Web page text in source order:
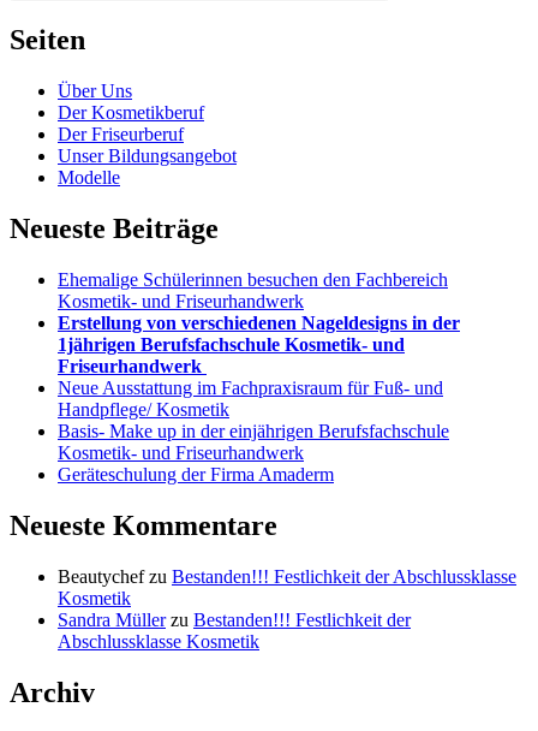
Seiten
Über Uns
Der Kosmetikberuf
Der Friseurberuf
Unser Bildungsangebot
Modelle
Neueste Beiträge
Ehemalige Schülerinnen besuchen den Fachbereich
Kosmetik- und Friseurhandwerk
Erstellung von verschiedenen Nageldesigns in der
1jährigen Berufsfachschule Kosmetik- und
Friseurhandwerk
Neue Ausstattung im Fachpraxisraum für Fuß- und
Handpflege/ Kosmetik
Basis- Make up in der einjährigen Berufsfachschule
Kosmetik- und Friseurhandwerk
Geräteschulung der Firma Amaderm
Neueste Kommentare
Beautychefzu Bestanden!!! Festlichkeit der Abschlussklasse
Kosmetik
Sandra Müllerzu Bestanden!!! Festlichkeit der
Abschlussklasse Kosmetik
Archiv